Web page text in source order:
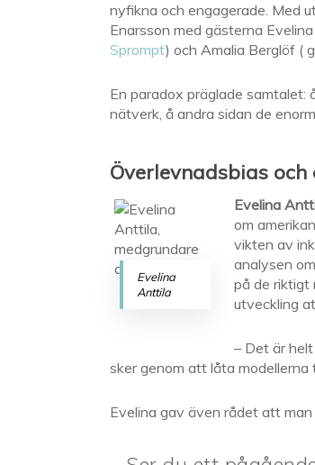
nyfikna och engagerade. Med
Enarsson med gästerna
Sprompt) och Amalia Berglöf (
En paradox präglade samtalet:
nätverk, å andra sidan de
Överlevnadsbias
Evelina
Anttila
Evelina
om
vikten av
analysen
på de riktigt
utveckling
– Det är
sker genom att låta modellerna
Evelina gav även rådet att